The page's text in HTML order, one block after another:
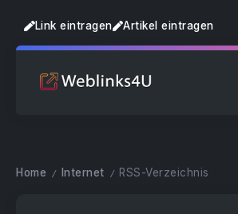
Link eintragen Artikel eintragen
Home / Internet / RSS-Verzeichnis